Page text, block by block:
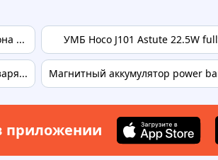
... УМБ Hoco J101 Astute 22.5W
Магнитный аккумулятор power
приложении